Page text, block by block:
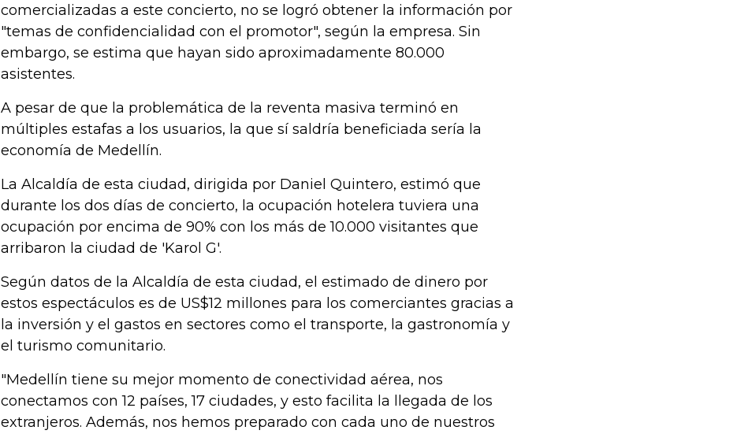
comercializadas a este concierto, no se logró obtener la información por
"temas de confidencialidad con el promotor", según la empresa. Sin
embargo, se estima que hayan sido aproximadamente 80.000
asistentes.
A pesar de que la problemática de la reventa masiva terminó en
múltiples estafas a los usuarios, la que sí saldría beneficiada sería la
economía de Medellín.
La Alcaldía de esta ciudad, dirigida por Daniel Quintero, estimó que
durante los dos días de concierto, la ocupación hotelera tuviera una
ocupación por encima de 90% con los más de 10.000 visitantes que
arribaron la ciudad de 'Karol G'.
Según datos de la Alcaldía de esta ciudad, el estimado de dinero por
estos espectáculos es de US$12 millones para los comerciantes gracias a
la inversión y el gastos en sectores como el transporte, la gastronomía y
el turismo comunitario.
"Medellín tiene su mejor momento de conectividad aérea, nos
conectamos con 12 países, 17 ciudades, y esto facilita la llegada de los
extranjeros. Además, nos hemos preparado con cada uno de nuestros